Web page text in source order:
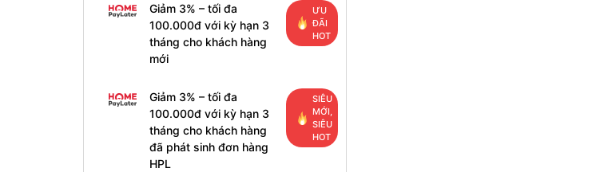
Giảm 3% – tối đa
100.000đ với kỳ hạn 3
tháng cho khách hàng
mới
ƯU
ĐÃI
HOT
Giảm 3% – tối đa
100.000đ với kỳ hạn 3
tháng cho khách hàng
đã phát sinh đơn hàng
HPL
SIÊU
MỚI,
SIÊU
HOT